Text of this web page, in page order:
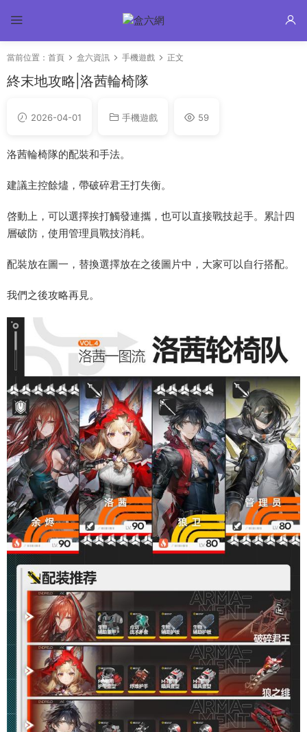
當前位置： 首頁 盒六資訊 手機遊戲 正文
終末地攻略|洛茜輪椅隊
2026-04-01 手機遊戲 59
洛茜輪椅隊的配裝和手法。
建議主控餘燼，帶破碎君王打失衡。
啓動上，可以選擇挨打觸發連攜，也可以直接戰技起手。累計四
層破防，使用管理員戰技消耗。
配裝放在圖一，替換選擇放在之後圖片中，大家可以自行搭配。
我們之後攻略再見。